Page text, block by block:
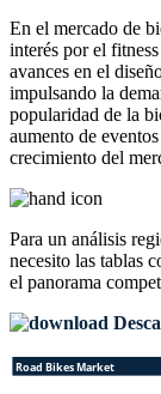
En el mercado de
interés por el
avances en el
impulsando la
popularidad de la
aumento de
crecimiento del
Para un análisis
necesito las tablas
el panorama